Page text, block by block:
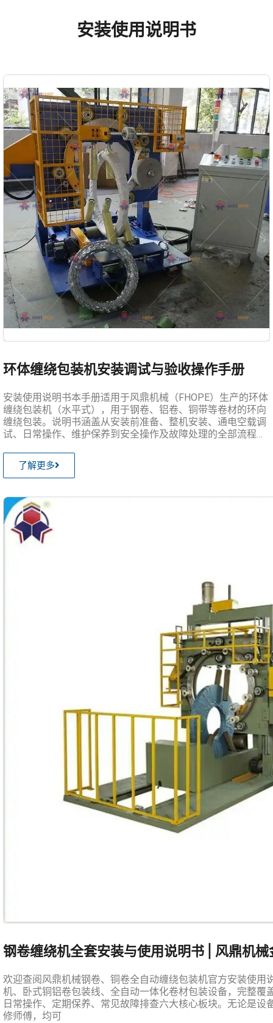
安装使用说明书
环体缠绕包装机安装调试与验收操作手册
安装使用说明书本手册适用于风鼎机械（FHOPE）生产的环体
缠绕包装机（水平式），用于钢卷、铝卷、铜带等卷材的环向
缠绕包装。说明书涵盖从安装前准备、整机安装、通电空载调
试、日常操作、维护保养到安全操作及故障处理的全部流程，
了解更多
钢卷缠绕机全套安装与使用说明书 | 风鼎机
欢迎查阅风鼎机械钢卷、铜卷全自动缠绕包装机官方安装使用
机、卧式铜铝卷包装线、全自动一体化卷材包装设备，完整覆
日常操作、定期保养、常见故障排查六大核心板块。无论是设
修师傅，均可